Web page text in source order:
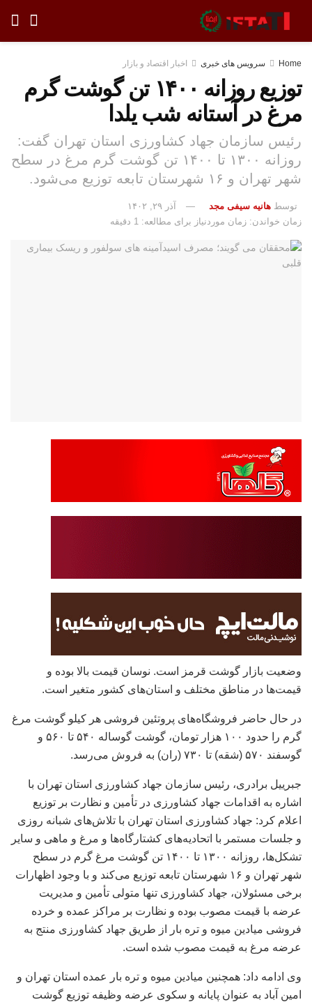
Home سرویس های خبری اخبار اقتصاد و بازار
توزیع روزانه ۱۴۰۰ تن گوشت گرم
مرغ در آستانه شب یلدا
رئیس سازمان جهاد کشاورزی استان تهران گفت:
روزانه ۱۳۰۰ تا ۱۴۰۰ تن گوشت گرم مرغ در سطح
شهر تهران و ۱۶ شهرستان تابعه توزیع می‌شود.
توسط هانیه سیفی مجد
آذر ۲۹, ۱۴۰۲
زمان خواندن: زمان موردنیاز برای مطالعه: 1 دقیقه
وضعیت بازار گوشت قرمز است. نوسان قیمت بالا بوده و
قیمت‌ها در مناطق مختلف و استان‌های کشور متغیر است.
در حال حاضر فروشگاه‌های پروتئین فروشی هر کیلو گوشت مرغ
گرم را حدود ۱۰۰ هزار تومان، گوشت گوساله ۵۴۰ تا ۵۶۰ و
گوسفند ۵۷۰ (شقه) تا ۷۳۰ (ران) به فروش می‌رسد.
جبرییل برادری، رئیس سازمان جهاد کشاورزی استان تهران با
اشاره به اقدامات جهاد کشاورزی در تأمین و نظارت بر توزیع
اعلام کرد: جهاد کشاورزی استان تهران با تلاش‌های شبانه روزی
و جلسات مستمر با اتحادیه‌های کشتارگاه‌ها و مرغ و ماهی و سایر
تشکل‌ها، روزانه ۱۳۰۰ تا ۱۴۰۰ تن گوشت مرغ گرم در سطح
شهر تهران و ۱۶ شهرستان تابعه توزیع می‌کند و با وجود اظهارات
برخی مسئولان، جهاد کشاورزی تنها متولی تأمین و مدیریت
عرضه با قیمت مصوب بوده و نظارت بر مراکز عمده و خرده
فروشی میادین میوه و تره بار از طریق جهاد کشاورزی منتج به
عرضه مرغ به قیمت مصوب شده است.
وی ادامه داد: همچنین میادین میوه و تره بار عمده استان تهران و
امین آباد به عنوان پایانه و سکوی عرضه وظیفه توزیع گوشت